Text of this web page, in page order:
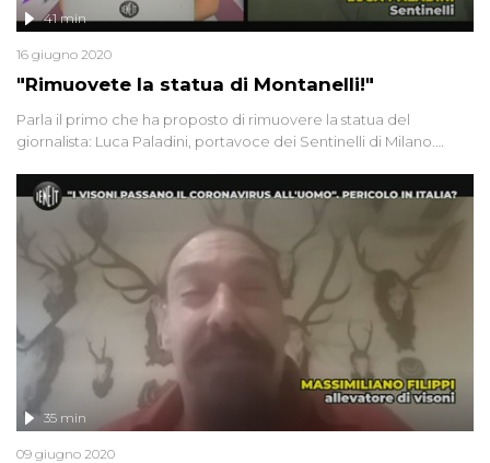
"Rimuovete la statua di Montanelli!"
41 min
16 giugno 2020
Parla il primo che ha proposto di rimuovere la statua del
giornalista: Luca Paladini, portavoce dei Sentinelli di Milano.
contaminazione delle acque nel Veneto. Infine Valeria, 35 anni e
malata di tumore, rischia di restare senza uno stipendio dopo i
180 giorni concessi dall'Inps
35 min
09 giugno 2020